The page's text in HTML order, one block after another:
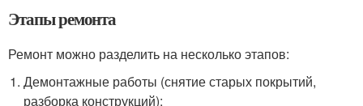
Этапы ремонта
Ремонт можно разделить на несколько этапов:
Демонтажные работы (снятие старых покрытий,
разборка конструкций);